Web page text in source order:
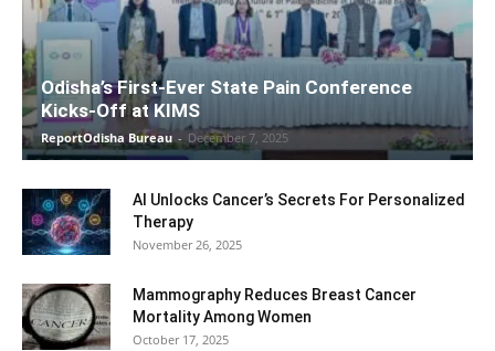
Odisha’s First-Ever State Pain Conference
Kicks-Off at KIMS
ReportOdisha Bureau - December 7, 2025
AI Unlocks Cancer’s Secrets For Personalized
Therapy
November 26, 2025
Mammography Reduces Breast Cancer
Mortality Among Women
October 17, 2025